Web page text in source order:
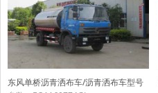
东风单桥沥青洒布车/沥青洒布车型号